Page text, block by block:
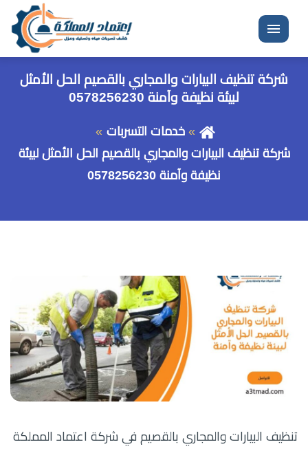
القائمة
شركة تنظيف البيارات والمجاري بالقصيم الحل الأمثل
لبيئة نظيفة وآمنة 0578256230
خدمات التسربات
شركة تنظيف البيارات والمجاري بالقصيم الحل الأمثل لبيئة
نظيفة وآمنة 0578256230
تنظيف البيارات والمجاري بالقصيم في شركة اعتماد المملكة